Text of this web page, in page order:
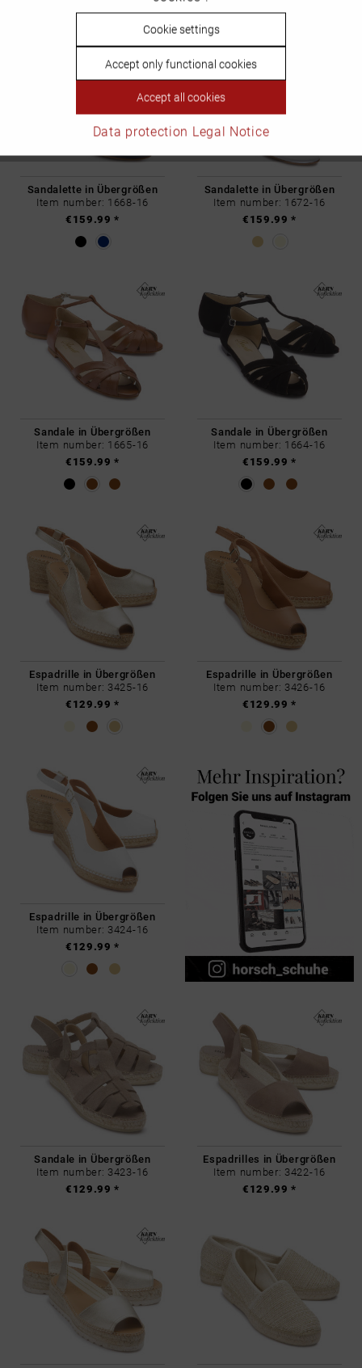
Sandalette in Übergrößen
Item number: 1668-16
€159.99 *
Sandalette in Übergrößen
Item number: 1672-16
€159.99 *
Sandale in Übergrößen
Item number: 1665-16
€159.99 *
Sandale in Übergrößen
Item number: 1664-16
€159.99 *
Espadrille in Übergrößen
Item number: 3425-16
€129.99 *
Espadrille in Übergrößen
Item number: 3426-16
€129.99 *
Espadrille in Übergrößen
Item number: 3424-16
€129.99 *
Sandale in Übergrößen
Item number: 3423-16
€129.99 *
Espadrilles in Übergrößen
Item number: 3422-16
€129.99 *
Inactive
Cookie settings
Accept only functional cookies
Accept all cookies
Data protection Legal Notice